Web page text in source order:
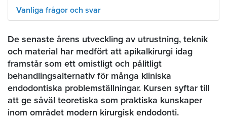
Vanliga frågor och svar
De senaste årens utveckling av utrustning, teknik
och material har medfört att apikalkirurgi idag
framstår som ett omistligt och pålitligt
behandlingsalternativ för många kliniska
endodontiska problemställningar. Kursen syftar till
att ge såväl teoretiska som praktiska kunskaper
inom området modern kirurgisk endodonti.